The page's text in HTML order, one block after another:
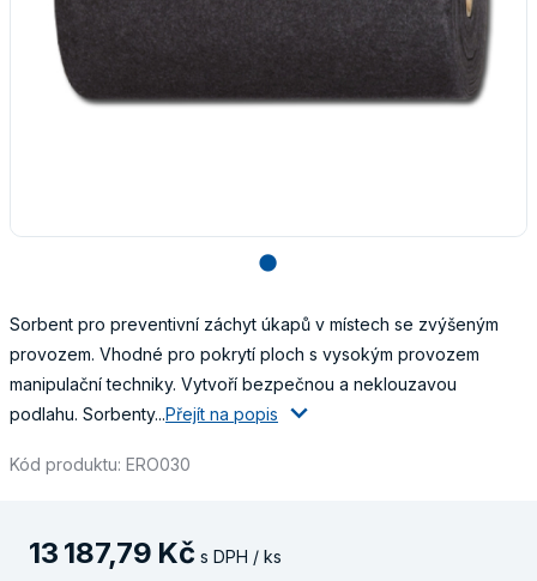
lens
Sorbent pro preventivní záchyt úkapů v místech se zvýšeným
provozem. Vhodné pro pokrytí ploch s vysokým provozem
manipulační techniky. Vytvoří bezpečnou a neklouzavou
podlahu. Sorbenty...Přejít na popis
Kód produktu: ERO030
13 187,79 Kč s DPH / ks